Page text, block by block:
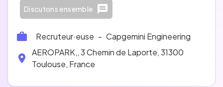
Discutons ensemble
Recruteur·euse - Capgemini Engineering
AEROPARK,, 3 Chemin de Laporte, 31300
Toulouse, France